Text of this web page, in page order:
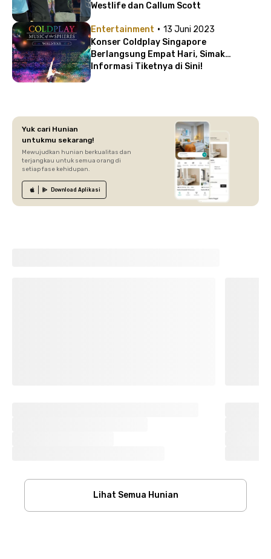
Westlife dan Callum Scott
Entertainment · 13 Juni 2023
Konser Coldplay Singapore
Berlangsung Empat Hari, Simak
Informasi Tiketnya di Sini!
Yuk cari Hunian
untukmu sekarang!
Mewujudkan hunian berkualitas dan
terjangkau untuk semua orang di
setiap fase kehidupan.
Download Aplikasi
Lihat Semua Hunian